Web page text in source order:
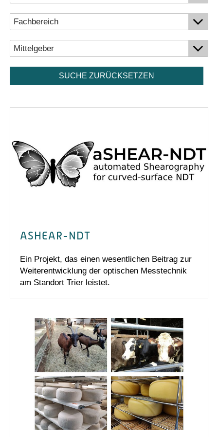
SUCHE ZURÜCKSETZEN
ASHEAR-NDT
Ein Projekt, das einen wesentlichen Beitrag zur
Weiterentwicklung der optischen Messtechnik
am Standort Trier leistet.